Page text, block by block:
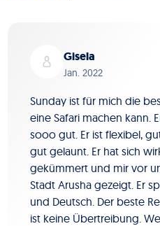
Gisela
Jan. 2022
Sunday ist für mich die
eine Safari machen kann.
sooo gut. Er ist flexibel,
gut gelaunt. Er hat sich
gekümmert und mir vor
Stadt Arusha gezeigt. Er
und Deutsch. Der beste
ist keine Übertreibung.